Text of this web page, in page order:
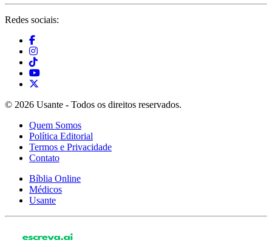
Redes sociais:
© 2026 Usante - Todos os direitos reservados.
Quem Somos
Política Editorial
Termos e Privacidade
Contato
Bíblia Online
Médicos
Usante